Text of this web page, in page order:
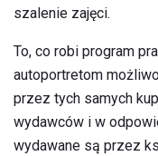
szalenie zajęci.
To, co robi program
autoportretom
przez tych samych
wydawców i w
wydawane są przez